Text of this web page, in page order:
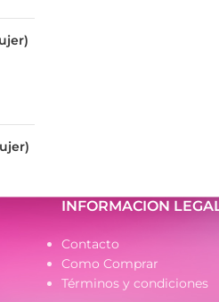
INFORMACION
Contacto
Como Comprar
Términos y condiciones